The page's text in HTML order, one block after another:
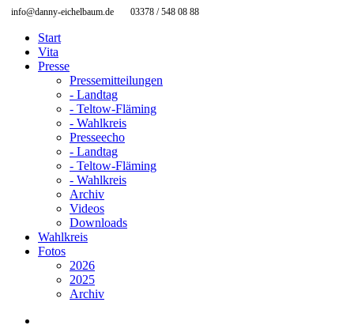
info@danny-eichelbaum.de 03378 / 548 08 88
Start
Vita
Presse
Pressemitteilungen
- Landtag
- Teltow-Fläming
- Wahlkreis
Presseecho
- Landtag
- Teltow-Fläming
- Wahlkreis
Archiv
Videos
Downloads
Wahlkreis
Fotos
2026
2025
Archiv